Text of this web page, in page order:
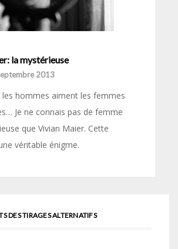
la mystérieuse
2013
les hommes aiment les femmes
Je ne connais pas de femme
que Vivian Maier. Cette
véritable énigme.
DES TIRAGES ALTERNATIFS